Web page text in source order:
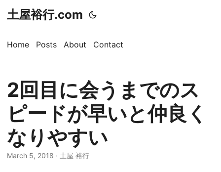
土屋裕行.com
Home Posts About Contact
2回目に会うまでのス
ピードが早いと仲良く
なりやすい
March 5, 2018 · 土屋 裕行